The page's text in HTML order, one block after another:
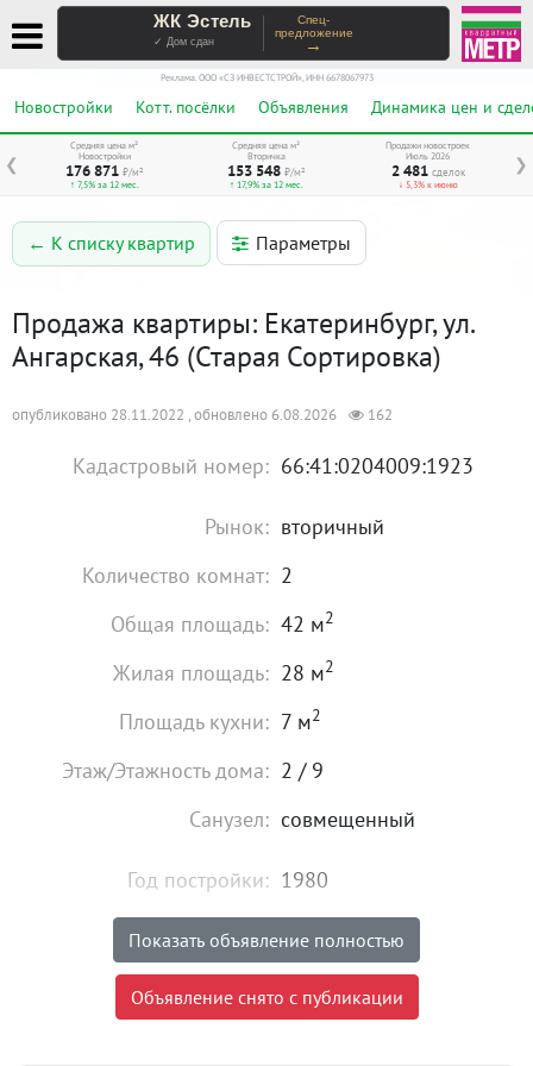
ЖК Эстель
✓ Дом сдан
Спец-
предложение
→
Реклама. ООО «СЗ ИНВЕСТСТРОЙ», ИНН 6678067973
Новостройки Котт. посёлки Объявления Динамика цен и
❮ ❯
Средняя цена м²
Новостройки
176 871 ₽/м²
↑ 7,5% за 12 мес.
Средняя цена м²
Вторичка
153 548 ₽/м²
↑ 17,9% за 12 мес.
Продажи новостроек
Июль 2026
2 481 сделок
↓ 5,3% к июню
← К списку квартир Параметры
Продажа квартиры: Екатеринбург, ул.
Ангарская, 46 (Старая Сортировка)
опубликовано 28.11.2022 , обновлено 6.08.2026 162
Кадастровый номер: 66:41:0204009:1923
Рынок: вторичный
Количество комнат: 2
Общая площадь: 42 м2
Жилая площадь: 28 м2
Площадь кухни: 7 м2
Этаж/Этажность дома: 2 / 9
Санузел: совмещенный
Год постройки: 1980
Состояние: хорошее
Цена: 3 700 000
Показать объявление полностью
Объявление снято с публикации